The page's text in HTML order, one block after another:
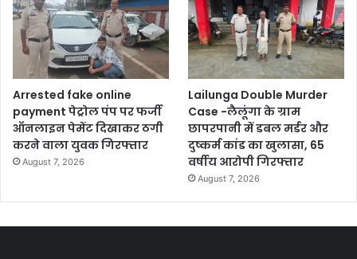
Arrested fake online
payment पेट्रोल पंप पर फर्जी
ऑनलाइन पेमेंट दिखाकर ठगी
करने वाला युवक गिरफ्तार
August 7, 2026
Lailunga Double Murder
Case -लैलूंगा के ग्राम
छापरपानी में डबल मर्डर और
दुष्कर्म कांड का खुलासा, 65
वर्षीय आरोपी गिरफ्तार
August 7, 2026